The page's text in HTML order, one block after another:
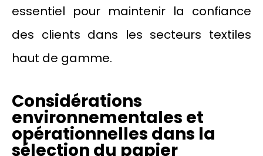
essentiel pour maintenir la confiance
des clients dans les secteurs textiles
haut de gamme.
Considérations
environnementales et
opérationnelles dans la
sélection du papier